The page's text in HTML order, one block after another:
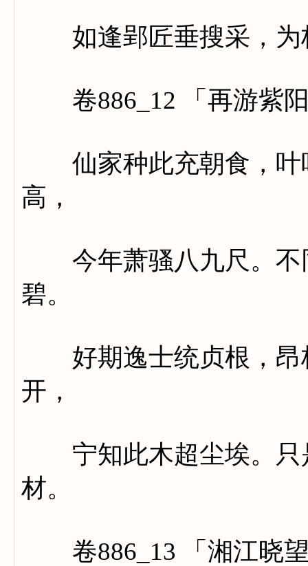
如逢郢匠垂搜采，为
卷886_12 「再游紫阳
仙家种此充朝食，叶
高，
今年萧骚八九尺。不
碧。
好期逸士统贞根，昂
开，
宁知此木超尘埃。只
材。
卷886_13 「湘江晓